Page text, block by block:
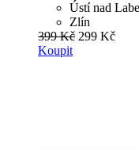
Ústí nad
Zlín
399 Kč 299 Kč
Koupit